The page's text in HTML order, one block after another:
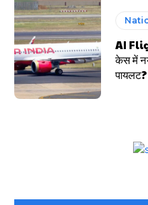
AI
केस में
पायलट?